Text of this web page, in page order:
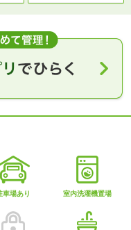
車場あり 室内洗濯機置場